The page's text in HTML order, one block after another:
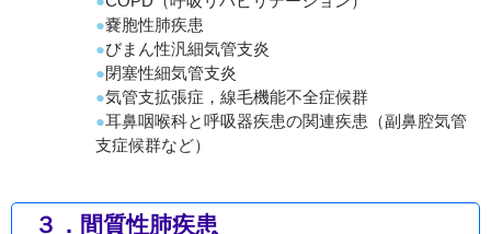
嚢胞性肺疾患
びまん性汎細気管支炎
閉塞性細気管支炎
気管支拡張症，線毛機能不全症候群
耳鼻咽喉科と呼吸器疾患の関連疾患（副鼻腔気管
支症候群など）
３．間質性肺疾患